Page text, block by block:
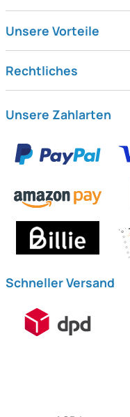
Unsere Vorteile
Rechtliches
Unsere Zahlarten
Schneller Versand